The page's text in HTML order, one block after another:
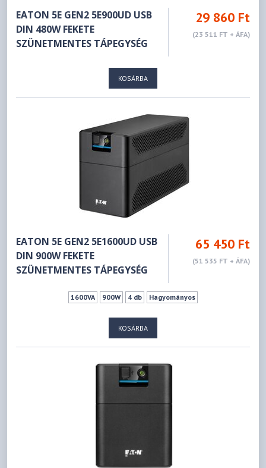
EATON 5E GEN2 5E900UD USB
DIN 480W FEKETE
SZÜNETMENTES TÁPEGYSÉG
29 860 Ft
(23 511 FT + ÁFA)
KOSÁRBA
EATON 5E GEN2 5E1600UD USB
DIN 900W FEKETE
SZÜNETMENTES TÁPEGYSÉG
65 450 Ft
(51 535 FT + ÁFA)
1600VA 900W 4 db Hagyományos
KOSÁRBA